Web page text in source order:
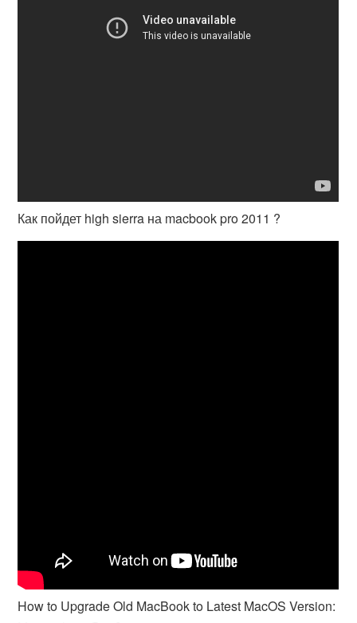
Как пойдет high sierra на macbook pro 2011 ?
How to Upgrade Old MacBook to Latest MacOS Version: